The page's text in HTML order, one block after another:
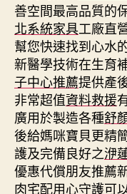
善空間最高品質的
北系統家具工廠直
幫您快速找到心水
新醫學技術在生育
子中心推薦提供產
非常超值資料救援
廣用於製造各種舒
後給媽咪寶貝更精
護及完備良好之洢
優惠代償朋友推薦
肉宅配用心守護可